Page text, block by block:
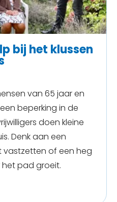
bij het klussen
van 65 jaar en
beperking in de
doen kleine
Denk aan een
of een heg
pad groeit.